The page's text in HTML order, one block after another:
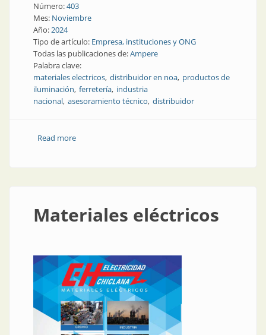
Número:403
Mes: Noviembre
Año:2024
Tipo de artículo: Empresa, instituciones y ONG
Todas las publicaciones de:Ampere
Palabra clave:
materiales electricos distribuidor en noa productos de
iluminación ferretería industria
nacional asesoramiento técnico distribuidor
Read moreabout Calidad y asesoría industrial en todo el NOA, y
Materiales eléctricos